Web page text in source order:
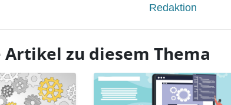
Redaktion
zu diesem Thema